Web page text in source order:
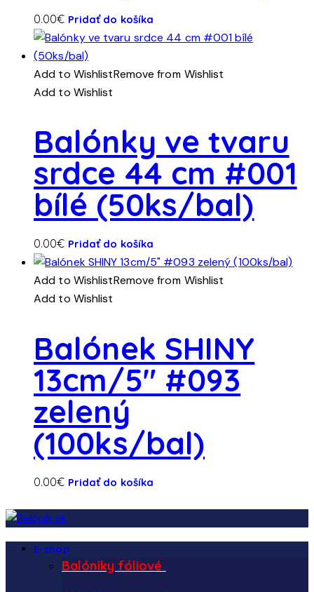
0.00€ Pridať do košíka
Add to WishlistRemove from Wishlist
Add to Wishlist
Balónky ve tvaru
srdce 44 cm #001
bílé (50ks/bal)
0.00€ Pridať do košíka
Add to WishlistRemove from Wishlist
Add to Wishlist
Balónek SHINY
13cm/5″ #093
zelený
(100ks/bal)
0.00€ Pridať do košíka
E-shop
Balóniky fóliové